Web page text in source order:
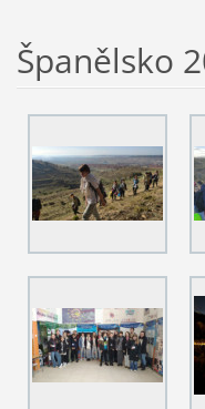
Španělsko